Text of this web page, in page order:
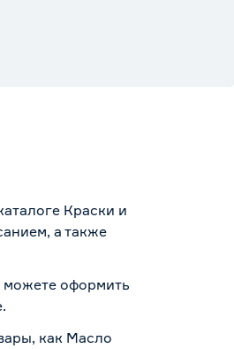
Краски и
а также
можете оформить
.
как Масло